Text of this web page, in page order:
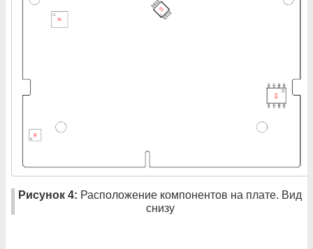
Рисунок 4: Расположение компонентов на плате. Вид
снизу